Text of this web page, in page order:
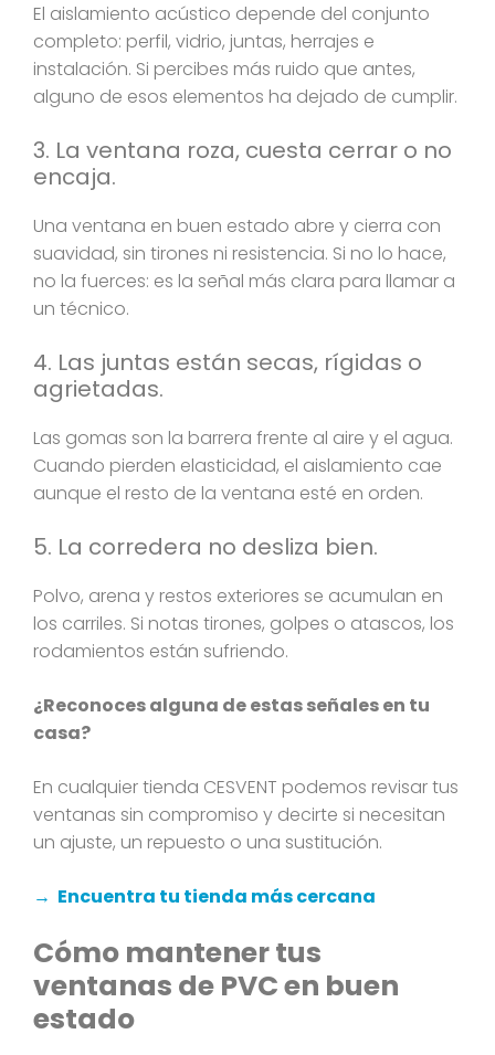
El aislamiento acústico depende del conjunto
completo: perfil, vidrio, juntas, herrajes e
instalación. Si percibes más ruido que antes,
alguno de esos elementos ha dejado de cumplir.
3. La ventana roza, cuesta cerrar o no
encaja.
Una ventana en buen estado abre y cierra con
suavidad, sin tirones ni resistencia. Si no lo hace,
no la fuerces: es la señal más clara para llamar a
un técnico.
4. Las juntas están secas, rígidas o
agrietadas.
Las gomas son la barrera frente al aire y el agua.
Cuando pierden elasticidad, el aislamiento cae
aunque el resto de la ventana esté en orden.
5. La corredera no desliza bien.
Polvo, arena y restos exteriores se acumulan en
los carriles. Si notas tirones, golpes o atascos, los
rodamientos están sufriendo.
¿Reconoces alguna de estas señales en tu
casa?
En cualquier tienda CESVENT podemos revisar tus
ventanas sin compromiso y decirte si necesitan
un ajuste, un repuesto o una sustitución.
→ Encuentra tu tienda más cercana
Cómo mantener tus
ventanas de PVC en buen
estado